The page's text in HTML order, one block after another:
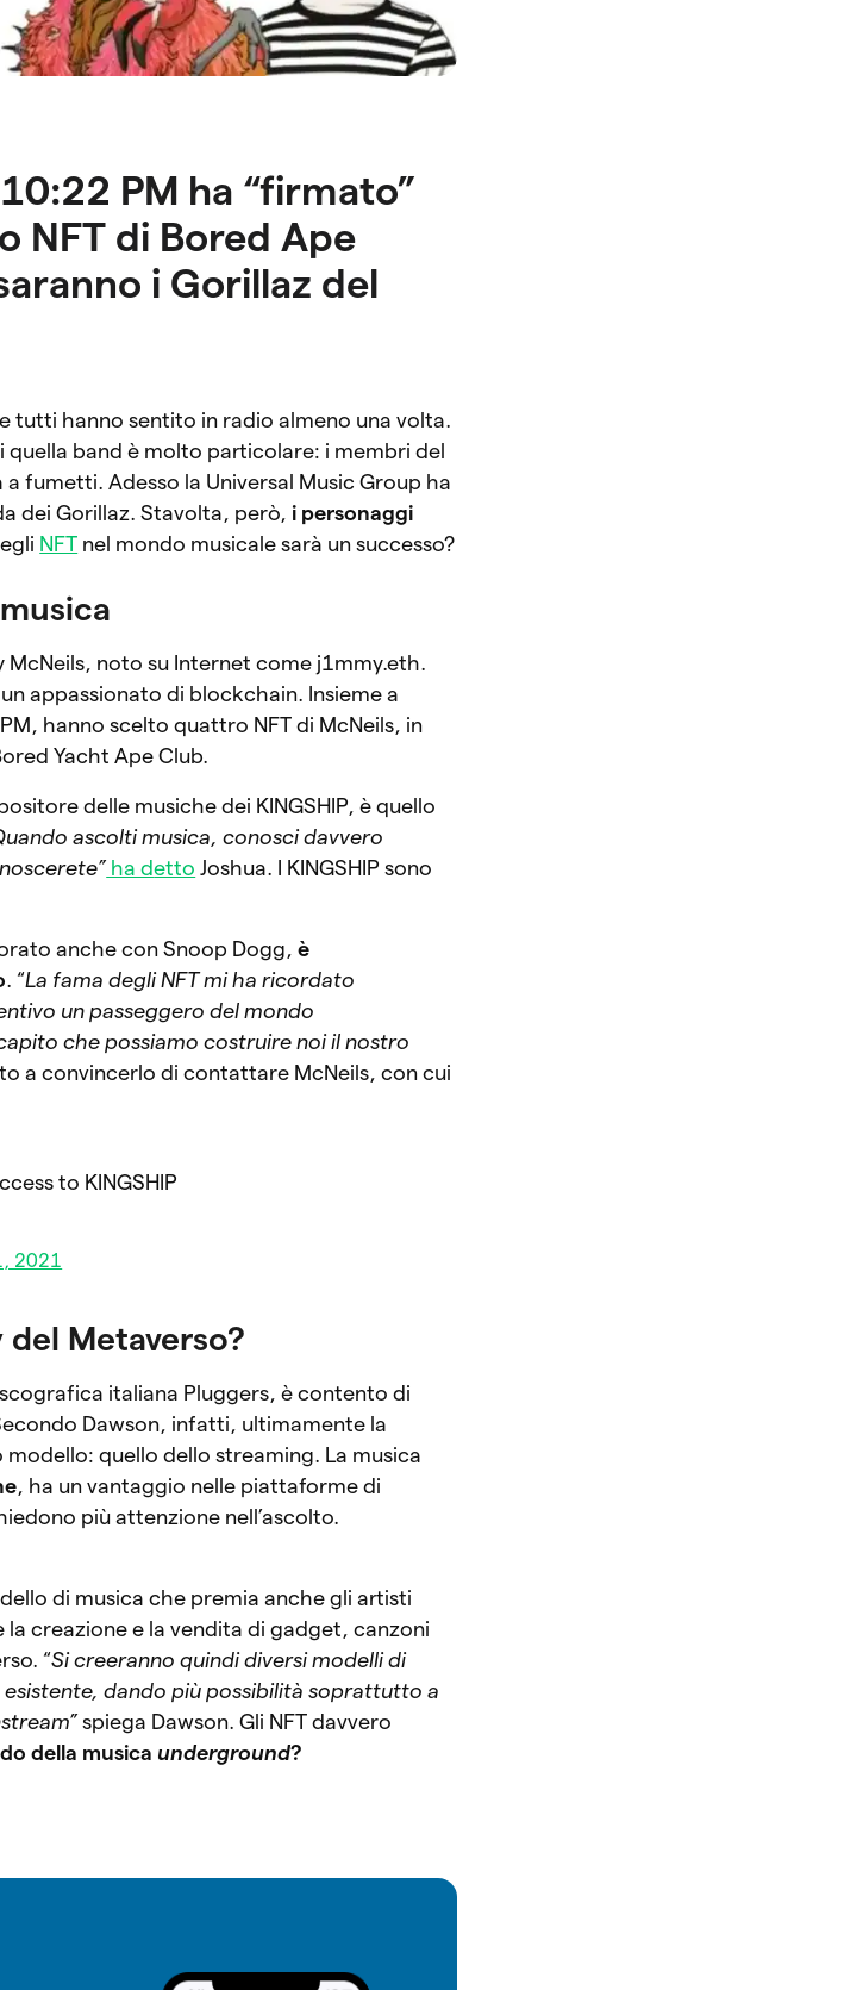
PM ha “firmato”
NFT di Bored Ape
i Gorillaz del
tutti hanno sentito in radio almeno una volta.
band è molto particolare: i membri del
fumetti. Adesso la Universal Music Group ha
dei Gorillaz. Stavolta, però, i personaggi
NFT nel mondo musicale sarà un successo?
McNeils, noto su Internet come j1mmy.eth.
appassionato di blockchain. Insieme a
hanno scelto quattro NFT di McNeils, in
Yacht Ape Club.
delle musiche dei KINGSHIP, è quello
ascolti musica, conosci davvero
ha detto Joshua. I KINGSHIP sono
anche con Snoop Dogg,è
. “La fama degli NFT mi ha ricordato
un passeggero del mondo
che possiamo costruire noi il nostro
a convincerlo di contattare McNeils, con cui
to KINGSHIP
2021
Metaverso?
italiana Pluggers, è contento di
Dawson, infatti, ultimamente la
modello: quello dello streaming. La musica
, ha un vantaggio nelle piattaforme di
più attenzione nell’ascolto.
di musica che premia anche gli artisti
creazione e la vendita di gadget, canzoni
“Si creeranno quindi diversi modelli di
dando più possibilità soprattutto a
spiega Dawson. Gli NFT davvero
della musica underground?